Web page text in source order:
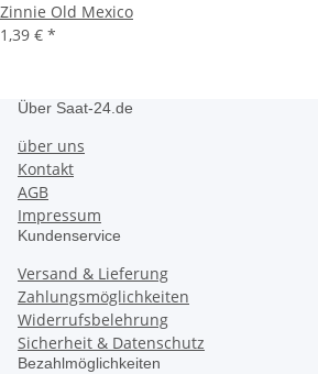
Zinnie Old Mexico
1,39 € *
Über Saat-24.de
über uns
Kontakt
AGB
Impressum
Kundenservice
Versand & Lieferung
Zahlungsmöglichkeiten
Widerrufsbelehrung
Sicherheit & Datenschutz
Bezahlmöglichkeiten